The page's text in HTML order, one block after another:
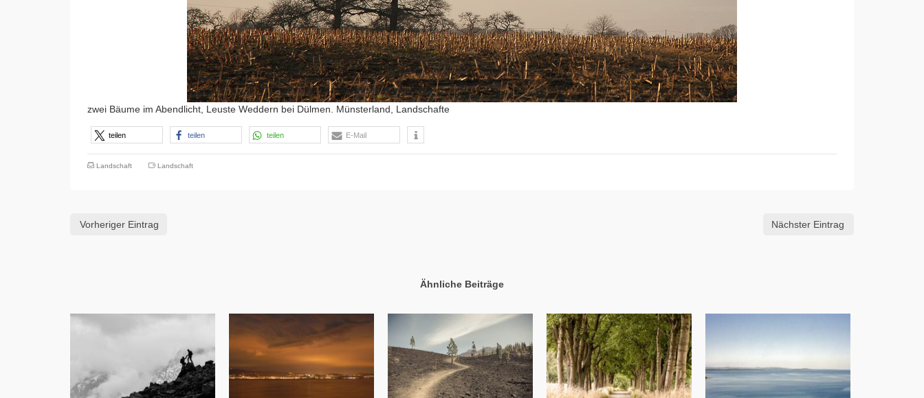
zwei Bäume im Abendlicht, Leuste Weddern bei Dülmen. Münsterland, Landschafte
teilen teilen teilen E-Mail
Landschaft Landschaft
Vorheriger Eintrag Nächster Eintrag
Ähnliche Beiträge